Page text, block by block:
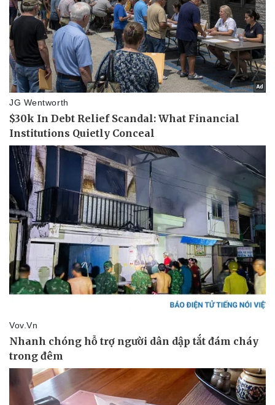
Thể thao
Bóng đá
Lịch thi đấu bóng đá
Thế giới thể thao
Ô tô
Xe máy
Tư vấn